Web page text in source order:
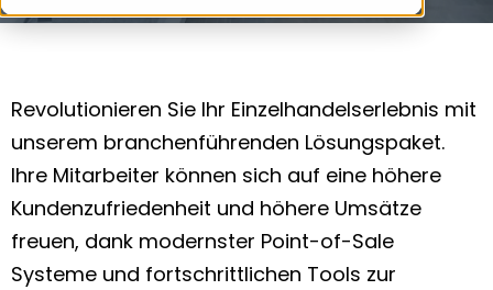
Revolutionieren Sie Ihr Einzelhandelserlebnis mit
unserem branchenführenden Lösungspaket.
Ihre Mitarbeiter können sich auf eine höhere
Kundenzufriedenheit und höhere Umsätze
freuen, dank modernster Point-of-Sale
Systeme und fortschrittlichen Tools zur